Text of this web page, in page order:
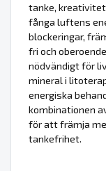
tanke,
fånga luftens
blockeringar,
fri och
nödvändigt för
mineral i
energiska
kombinationen
för att främja
tankefrihet.